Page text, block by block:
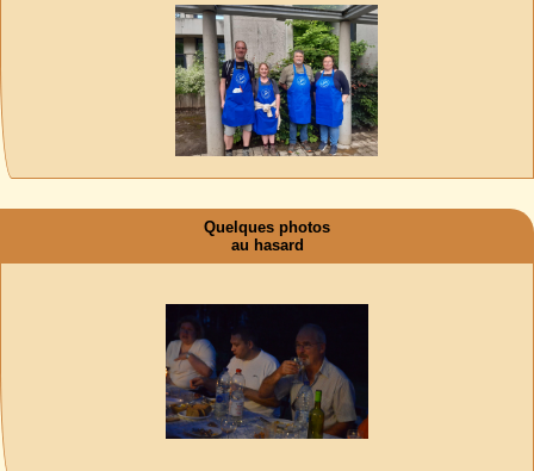
Quelques photos
au hasard